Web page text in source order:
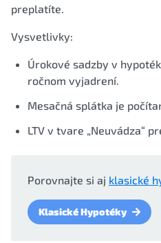
preplatíte.
Vysvetlivky:
Úrokové sadzby v
ročnom vyjadrení.
Mesačná splátka je
LTV v tvare „Neuvádza“
Porovnajte si aj klasické
Klasické Hypotéky